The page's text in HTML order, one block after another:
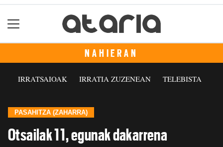
NAHIERAN
IRRATSAIOAK IRRATIA ZUZENEAN TELEBISTA
PASAHITZA (ZAHARRA)
Otsailak 11, egunak dakarrena